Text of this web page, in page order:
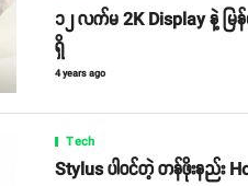
၁၂ လက်မ 2K Display နဲ့ မ
ရှိ
4 years ago
Tech
Stylus ပါဝင်တဲ့ တန်ဖိုးနည်